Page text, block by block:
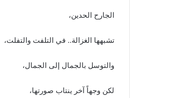
الجارح الحدين،
تشبهها الغزالة.. في التلفت والتفلت،
والتوسل بالجمال إلى الجمال،
لكن وجهاً آخر ينتاب صورتها،